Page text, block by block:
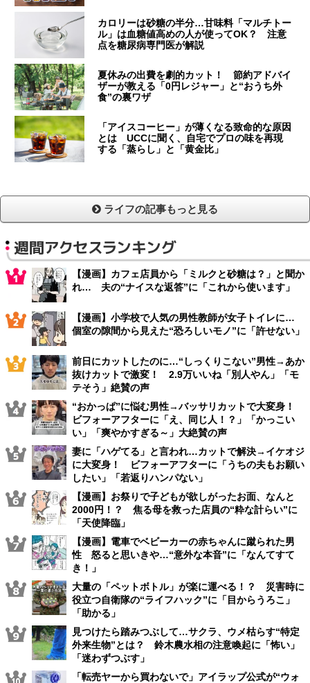
カロリーは砂糖の半分…甘味料「マルチトー
ル」は血糖値高めの人が使ってOK？ 注意
点を糖尿病専門医が解説
夏休みの出費を劇的カット！ 節約アドバイ
ザーが教える「0円レジャー」と“おうち外
食”の裏ワザ
「アイスコーヒー」が薄くなる致命的な原因
とは UCCに聞く、自宅でプロの味を再現
する「蒸らし」と「黄金比」
ライフの記事もっと見る
週間アクセスランキング
【漫画】カフェ店員から「ミルクと砂糖は？」と聞か
れ… 夫の“ナイスな返答”に「これから使います」
【漫画】小学校で人気の男性教師が女子トイレに…
個室の隙間から見えた“恐ろしいモノ”に「許せない」
前日にカットしたのに…“しっくりこない”男性→あか
抜けカットで激変！ 2.9万いいね「別人やん」「モ
テそう」絶賛の声
“おかっぱ”に悩む男性→バッサリカットで大変身！
ビフォーアフターに「え、同じ人！？」「かっこい
い」「爽やかすぎる～」大絶賛の声
妻に「ハゲてる」と言われ…カットで解決→イケオジ
に大変身！ ビフォーアフターに「うちの夫もお願い
したい」「若返りハンパない」
【漫画】お祭りで子どもが欲しがったお面、なんと
2000円！？ 焦る母を救った店員の“粋な計らい”に
「天使降臨」
【漫画】電車でベビーカーの赤ちゃんに蹴られた男
性 怒ると思いきや…“意外な本音”に「なんてすて
き！」
大量の「ペットボトル」が楽に運べる！？ 災害時に
役立つ自衛隊の“ライフハック”に「目からうろこ」
「助かる」
見つけたら踏みつぶして…サクラ、ウメ枯らす“特定
外来生物”とは？ 鈴木農水相の注意喚起に「怖い」
「迷わずつぶす」
「転売ヤーから買わないで」アイラップ公式が“ウォ